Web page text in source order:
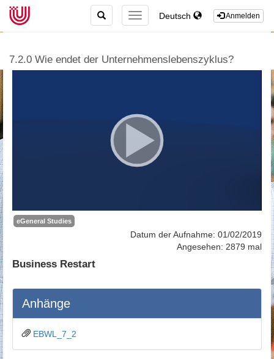
Anmelden
Deutsch
TOGGLE
NAVIGATION
TOGGLE
SEARCH
7.2.0 Wie endet der Unternehmenslebenszyklus?
eGeneral Studies
Datum der Aufnahme: 01/02/2019
Angesehen: 2879 mal
Business Restart
Anhänge
EBWL_7_2